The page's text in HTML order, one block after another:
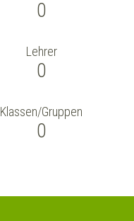
0
Lehrer
0
Klassen/Gruppen
0